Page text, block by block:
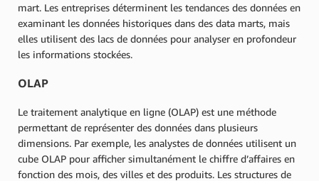
mart. Les entreprises déterminent les tendances des données en
examinant les données historiques dans des data marts, mais
elles utilisent des lacs de données pour analyser en profondeur
les informations stockées.
OLAP
Le traitement analytique en ligne (OLAP) est une méthode
permettant de représenter des données dans plusieurs
dimensions. Par exemple, les analystes de données utilisent un
cube OLAP pour afficher simultanément le chiffre d’affaires en
fonction des mois, des villes et des produits. Les structures de